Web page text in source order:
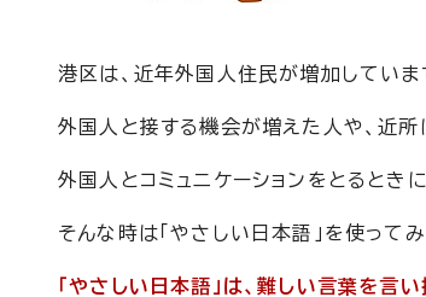
港区は、近年外国人住民が増加していま
外国人と接する機会が増えた人や、近
外国人とコミュニケーションをとるとき
そんな時は「やさしい日本語」を使ってみ
「やさしい日本語」は、難しい言葉を言